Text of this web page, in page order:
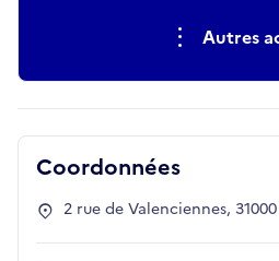
Autres
Coordonnées
2 rue de Valenciennes,